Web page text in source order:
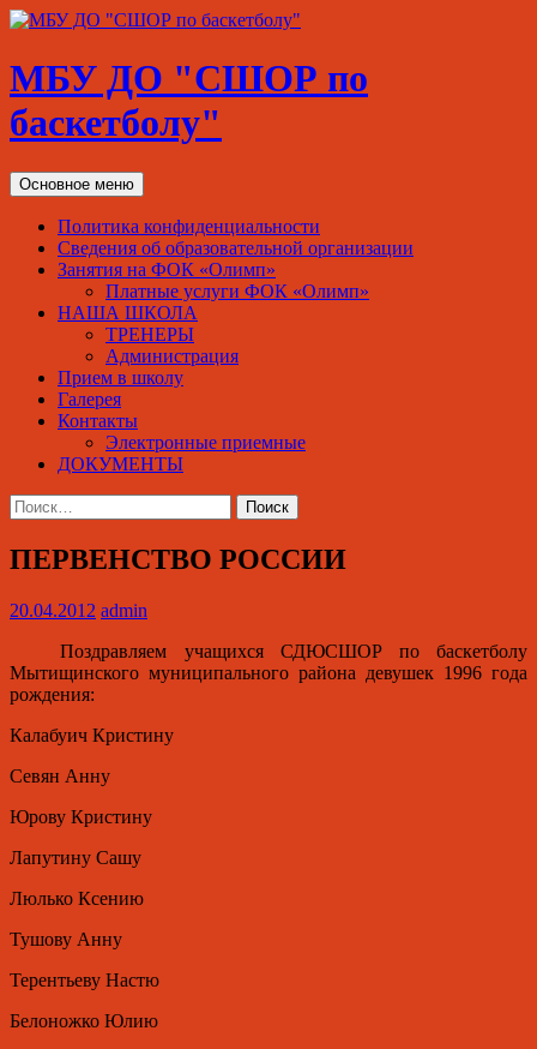
МБУ ДО "СШОР по
баскетболу"
Поиск
Основное меню Перейти
к
содержимому
Политика конфиденциальности
Сведения об образовательной организации
Занятия на ФОК «Олимп»
Платные услуги ФОК «Олимп»
НАША ШКОЛА
ТРЕНЕРЫ
Администрация
Прием в школу
Галерея
Контакты
Электронные приемные
ДОКУМЕНТЫ
Найти:
ПЕРВЕНСТВО РОССИИ
20.04.2012 admin
Поздравляем учащихся СДЮСШОР по баскетболу
Мытищинского муниципального района девушек 1996 года
рождения:
Калабуич Кристину
Севян Анну
Юрову Кристину
Лапутину Сашу
Люлько Ксению
Тушову Анну
Терентьеву Настю
Белоножко Юлию